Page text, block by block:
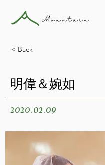
< Back
明偉＆婉如
2020.02.09